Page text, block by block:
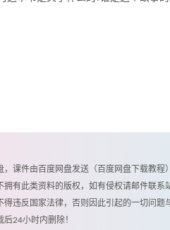
课件由百度网盘发送（百度网盘下载教程
有此类资料的版权，如有侵权请邮件联系
违反国家法律，否则因此引起的一切问题
24小时内删除！